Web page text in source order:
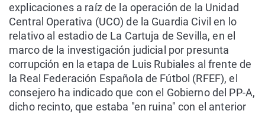
explicaciones a raíz de la operación de la Unidad
Central Operativa (UCO) de la Guardia Civil en lo
relativo al estadio de La Cartuja de Sevilla, en el
marco de la investigación judicial por presunta
corrupción en la etapa de Luis Rubiales al frente de
la Real Federación Española de Fútbol (RFEF), el
consejero ha indicado que con el Gobierno del PP-A,
dicho recinto, que estaba "en ruina" con el anterior